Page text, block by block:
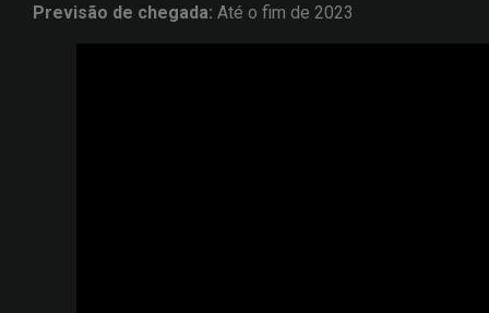
Previsão de chegada: Até o fim de 2023